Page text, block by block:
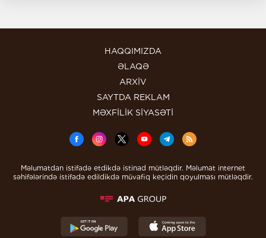
HAQQIMIZDA
ƏLAQƏ
ARXİV
SAYTDA REKLAM
MƏXFİLİK SİYASƏTİ
Məlumatdan istifadə etdikdə istinad mütləqdir. Məlumat internet
səhifələrində istifadə edildikdə müvafiq keçidin qoyulması mütləqdir.